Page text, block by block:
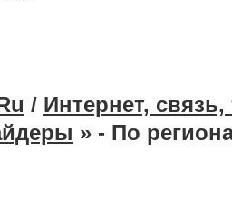
/ Интернет,
» - По